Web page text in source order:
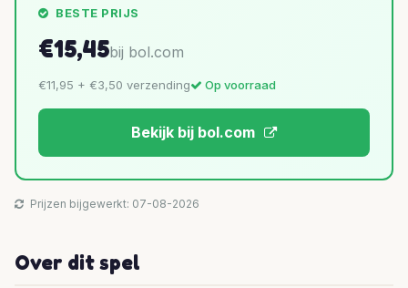
BESTE PRIJS
€15,45bij bol.com
€11,95 + €3,50 verzending Op voorraad
Bekijk bij bol.com
Prijzen bijgewerkt: 07-08-2026
Over dit spel